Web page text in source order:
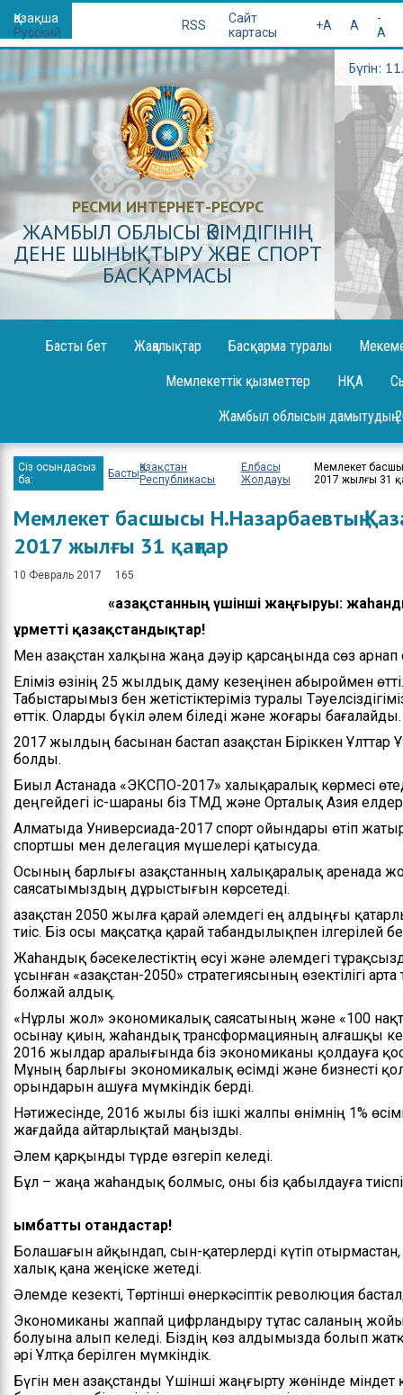
Қазақша
Русский
RSS
Сайт
картасы
+A A
-
A
РЕСМИ ИНТЕРНЕТ-РЕСУРС
ЖАМБЫЛ ОБЛЫСЫ ӘКІМДІГІНІҢ
ДЕНЕ ШЫНЫҚТЫРУ ЖӘНЕ СПОРТ
БАСҚАРМАСЫ
Бүгін:
Басты бет Жаңалықтар
Басқарма туралы
Жоба
Шаралар
Ереже
Бюджет
Қабылдау кестесі
Спорт жетістіктері
есептер
Басшысының блогы
Бос орындар
Байланыстар
Спорт
Спорт
Жамбыл
Мемлекеттік қызметтер
Мемлекеттік қызметтер
инфографика
НҚА
Жамбыл облысын дамытудың
Сіз осындасыз
ба:
БастыҚазақстан
Республикасы
Елбасы
Жолдауы
Мемлекет
2017 жылғы 31
Мемлекет басшысы Н.Назарбаевтың
2017 жылғы 31 қаңтар
10 Февраль 2017 165
«Қазақстанның үшінші жаңғыруы:
Құрметті қазақстандықтар!
Мен Қазақстан халқына жаңа дәуір қарсаңында сөз
Еліміз өзінің 25 жылдық даму кезеңінен абыроймен
Табыстарымыз бен жетістіктеріміз туралы
өттік. Оларды бүкіл әлем біледі және жоғары бағалайды.
2017 жылдың басынан бастап Қазақстан Біріккен Ұлттар
болды.
Биыл Астанада «ЭКСПО-2017» халықаралық көрмесі
деңгейдегі іс-шараны біз ТМД және Орталық Азия
Алматыда Универсиада-2017 спорт ойындары өтіп
спортшы мен делегация мүшелері қатысуда.
Осының барлығы Қазақстанның халықаралық аренада
саясатымыздың дұрыстығын көрсетеді.
Қазақстан 2050 жылға қарай әлемдегі ең алдыңғы
тиіс. Біз осы мақсатқа қарай табандылықпен ілгерілей
Жаһандық бәсекелестіктің өсуі және әлемдегі
ұсынған «Қазақстан-2050» стратегиясының өзектілігі
болжай алдық.
«Нұрлы жол» экономикалық саясатының және «100
осынау қиын, жаһандық трансформацияның алғашқы
2016 жылдар аралығында біз экономиканы қолдауға
Мұның барлығы экономикалық өсімді және бизнесті
орындарын ашуға мүмкіндік берді.
Нәтижесінде, 2016 жылы біз ішкі жалпы өнімнің 1%
жағдайда айтарлықтай маңызды.
Әлем қарқынды түрде өзгеріп келеді.
Бұл – жаңа жаһандық болмыс, оны біз қабылдауға
Қымбатты отандастар!
Болашағын айқындап, сын-қатерлерді күтіп
халық қана жеңіске жетеді.
Әлемде кезекті, Төртінші өнеркәсіптік революция
Экономиканы жаппай цифрландыру тұтас саланың
болуына алып келеді. Біздің көз алдымызда болып
әрі Ұлтқа берілген мүмкіндік.
Бүгін мен Қазақстанды Үшінші жаңғырту жөнінде